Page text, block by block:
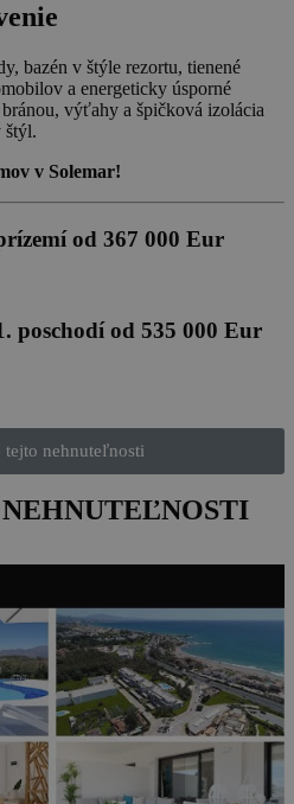
bazén v štýle rezortu, tienené
a energeticky úsporné
výťahy a špičková izolácia
štýl.
v Solemar!
od 367 000 Eur
poschodí od 535 000 Eur
nehnuteľnosti